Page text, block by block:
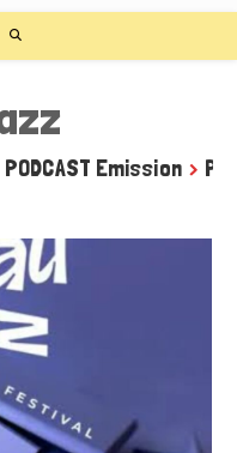
PODCAST Emission >